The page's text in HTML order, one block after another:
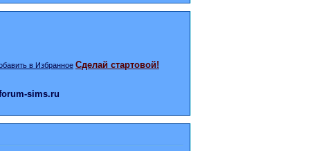
Сделай стартовой!
sims.ru